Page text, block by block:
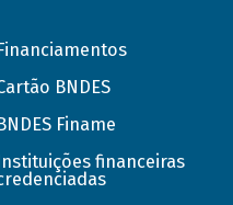
BNDES
BNDES Finame
Instituições financeiras